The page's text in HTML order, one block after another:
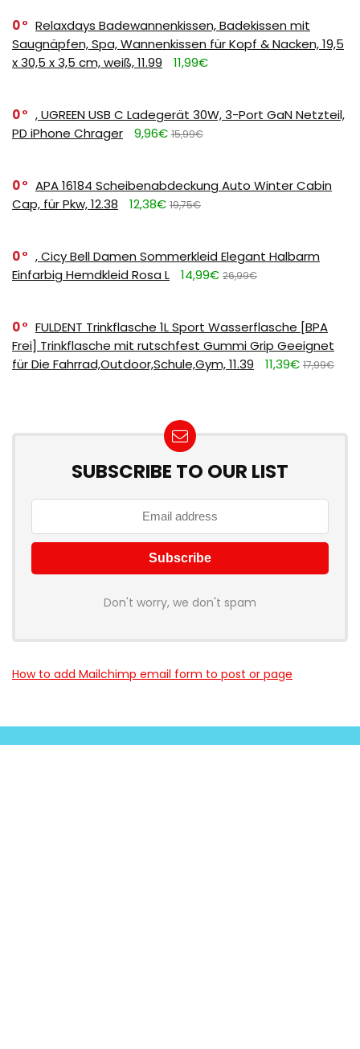
0
Relaxdays Badewannenkissen, Badekissen mit
Saugnäpfen, Spa, Wannenkissen für Kopf & Nacken, 19,5
x 30,5 x 3,5 cm, weiß, 11.99
11,99€
0
, UGREEN USB C Ladegerät 30W, 3-Port GaN Netzteil,
PD iPhone Chrager
9,96€ 15,99€
0
APA 16184 Scheibenabdeckung Auto Winter Cabin
Cap, für Pkw, 12.38
12,38€ 19,75€
0
, Cicy Bell Damen Sommerkleid Elegant Halbarm
Einfarbig Hemdkleid Rosa L
14,99€ 26,99€
0
FULDENT Trinkflasche 1L Sport Wasserflasche [BPA
Frei] Trinkflasche mit rutschfest Gummi Grip Geeignet
für Die Fahrrad,Outdoor,Schule,Gym, 11.39
11,39€ 17,99€
SUBSCRIBE TO OUR LIST
Don't worry, we don't spam
How to add Mailchimp email form to post or page